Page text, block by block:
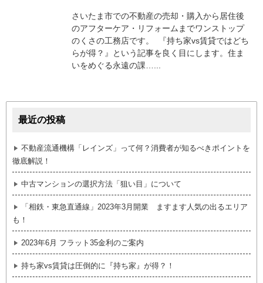
さいたま市での不動産の売却・購入から居住後
のアフターケア・リフォームまでワンストップ
のくさの工務店です。 『持ち家vs賃貸ではどち
らが得？』という記事を良く目にします。住ま
いをめぐる永遠の課…...
最近の投稿
不動産流通機構「レインズ」って何？消費者が知るべきポイントを
徹底解説！
中古マンションの選択方法「狙い目」について
「相鉄・東急直通線」2023年3月開業 ますます人気の出るエリア
も！
2023年6月 フラット35金利のご案内
持ち家vs賃貸は圧倒的に『持ち家』が得？！